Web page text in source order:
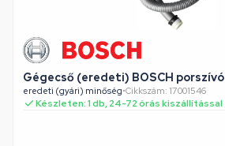
Gégecső (eredeti) BOSCH porszívó
eredeti (gyári) minőség•Cikkszám: 17001546
Készleten: 1 db, 24-72 órás kiszállítással